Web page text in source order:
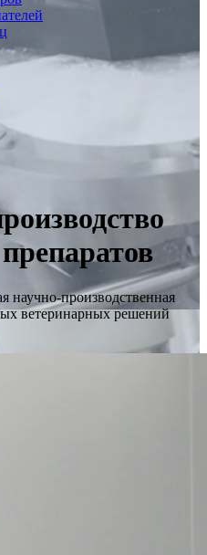
научно-производственная
ветеринарных решений